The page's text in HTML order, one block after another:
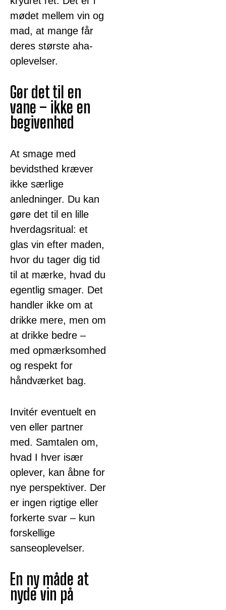
mødet mellem vin og
mad, at mange får
deres største aha-
oplevelser.
Gør det til en
vane – ikke en
begivenhed
At smage med
bevidsthed kræver
ikke særlige
anledninger. Du kan
gøre det til en lille
hverdagsritual: et
glas vin efter maden,
hvor du tager dig tid
til at mærke, hvad du
egentlig smager. Det
handler ikke om at
drikke mere, men om
at drikke bedre –
med opmærksomhed
og respekt for
håndværket bag.
Invitér eventuelt en
ven eller partner
med. Samtalen om,
hvad I hver især
oplever, kan åbne for
nye perspektiver. Der
er ingen rigtige eller
forkerte svar – kun
forskellige
sanseoplevelser.
En ny måde at
nyde vin på